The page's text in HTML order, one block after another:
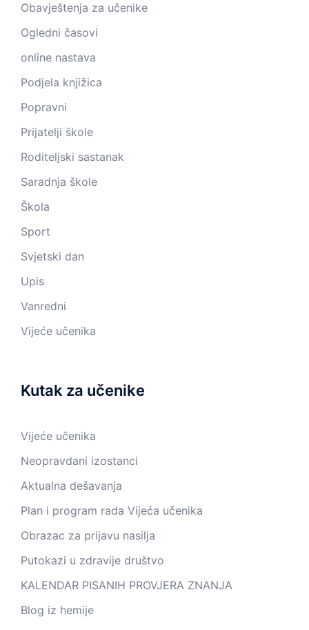
Obavještenja za učenike
Ogledni časovi
online nastava
Podjela knjižica
Popravni
Prijatelji škole
Roditeljski sastanak
Saradnja škole
Škola
Sport
Svjetski dan
Upis
Vanredni
Vijeće učenika
Kutak za učenike
Vijeće učenika
Neopravdani izostanci
Aktualna dešavanja
Plan i program rada Vijeća učenika
Obrazac za prijavu nasilja
Putokazi u zdravije društvo
KALENDAR PISANIH PROVJERA ZNANJA
Blog iz hemije